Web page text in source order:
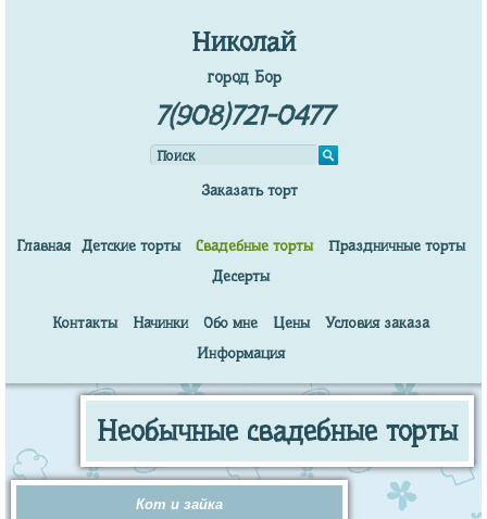
Николай
город Бор
7(908)721-0477
Заказать торт
Главная Детские торты Свадебные торты
Праздничные торты
Десерты
Контакты Начинки Обо мне Цены
Условия заказа
Информация
Необычные свадебные торты
Кот и зайка